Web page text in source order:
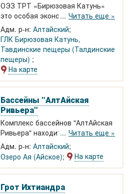
ОЭЗ ТРТ «Бирюзовая Катунь»
это особая экономическая зона
туристско-рекреационного типа в
Алтайском крае рядом с
Республикой Горный Алтай на 477
км Чуйского тракта. Теплое
искусственное озеро, турбазы,
туркомплексы, базы отдыха,
достопримечательности,
природные объекты и
достопримечательности.
Читать еще »
Адм. р-н: Алтайский
ГЛК Бирюзовая Катунь,
Тавдинские пещеры (Талдинские
пещеры)
На карте
Бассейны "АлтАйская
Ривьера"
Комплекс бассейнов "АлтАйская
Ривьера" находится рядом с
озером Ая. Комплекс состоит из
трех бассейнов с различным
уровнем воды: от мелкого -
глубина 30 см, до глубокого
"взрослого" - глубина 1,4 м.
Читать еще »
Адм. р-н: Алтайский
Озеро Ая (Айское)
На карте
Грот Ихтиандра